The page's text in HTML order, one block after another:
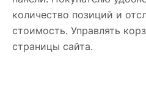
количество позиций и
стоимость. Управлять
страницы сайта.